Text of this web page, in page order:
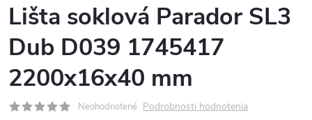
Lišta soklová Parador SL3
Dub D039 1745417
2200x16x40 mm
Neohodnotené Podrobnosti hodnotenia